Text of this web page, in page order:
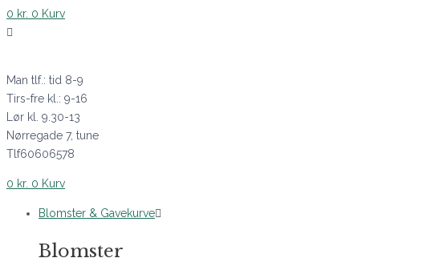
0 kr. 0 Kurv
Man tlf.: tid 8-9
Tirs-fre kl.: 9-16
Lør kl. 9.30-13
Nørregade 7, tune
Tlf60606578
0 kr. 0 Kurv
Blomster & Gavekurve
Blomster